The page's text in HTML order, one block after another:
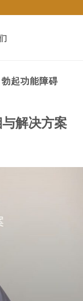
勃起功能障碍
解决方案